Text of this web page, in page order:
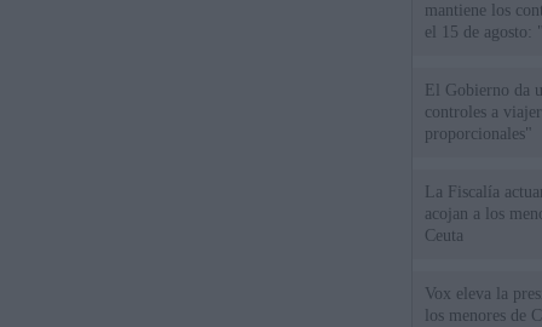
mantiene los
el 15 de agosto:
El Gobierno da
controles a
proporcionales"
La Fiscalía
acojan a los
Ceuta
Vox eleva la
los menores de